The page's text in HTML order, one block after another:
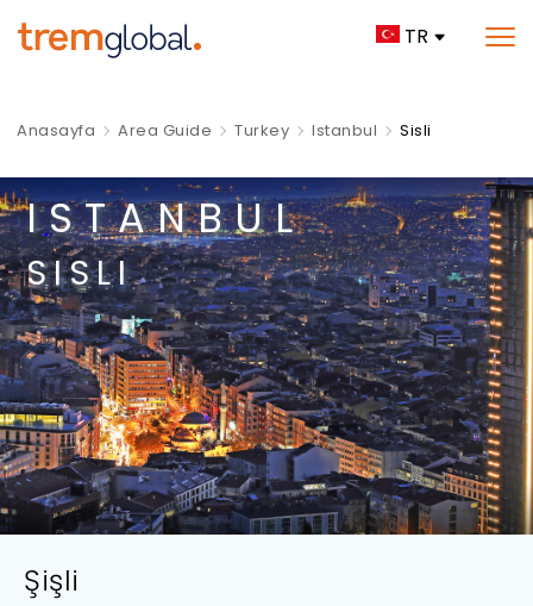
TR
Anasayfa Area Guide Turkey Istanbul Sisli
ISTANBUL
SISLI
Şişli